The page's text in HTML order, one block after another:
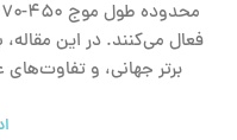
فعال می‌کنند. در این
برتر جهانی، و تفاوت‌های